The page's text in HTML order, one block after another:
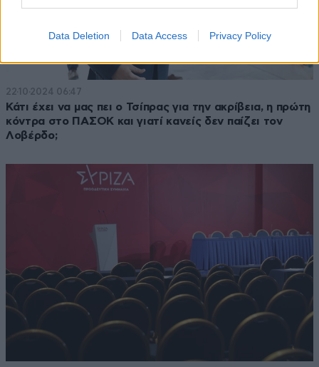
Data Deletion Data Access Privacy Policy
22·10·2024 06:47
Κάτι έχει να μας πει ο Τσίπρας για την ακρίβεια, η πρώτη
κόντρα στο ΠΑΣΟΚ και γιατί κανείς δεν παίζει τον
Λοβέρδο;